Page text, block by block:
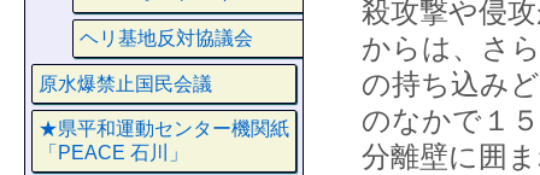
殺攻撃や侵
からは、さ
の持ち込み
のなかで１
分離壁に囲
ヘリ基地反対協議会
原水爆禁止国民会議
★県平和運動センター機関紙
「PEACE 石川」